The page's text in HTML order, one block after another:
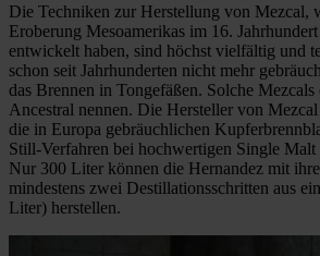
Die Techniken zur Herstellung von Mezcal,
Eroberung Mesoamerikas im 16.
entwickelt haben, sind höchst vielfältig und
schon seit Jahrhunderten nicht mehr
das Brennen in Tongefäßen. Solche
Ancestral nennen. Die Hersteller von
die in Europa gebräuchlichen
Still-Verfahren bei hochwertigen Single Malt
Nur 300 Liter können die Hernandez mit
mindestens zwei Destillationsschritten aus
Liter) herstellen.